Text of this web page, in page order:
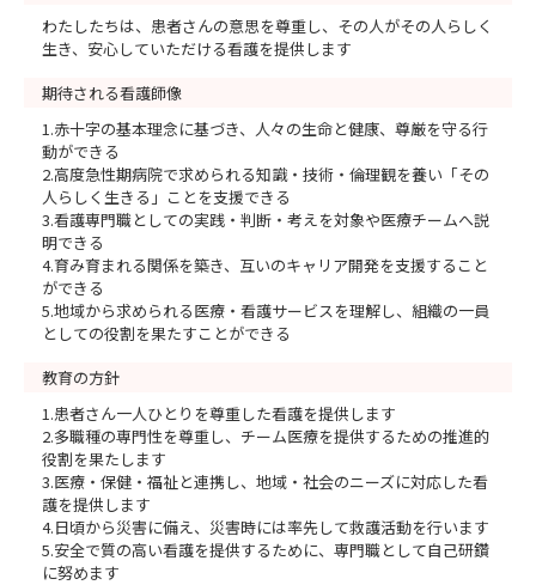
わたしたちは、患者さんの意思を尊重し、その人がその人らしく
生き、安心していただける看護を提供します
期待される看護師像
1.赤十字の基本理念に基づき、人々の生命と健康、尊厳を守る行
動ができる
2.高度急性期病院で求められる知識・技術・倫理観を養い「その
人らしく生きる」ことを支援できる
3.看護専門職としての実践・判断・考えを対象や医療チームへ説
明できる
4.育み育まれる関係を築き、互いのキャリア開発を支援すること
ができる
5.地域から求められる医療・看護サービスを理解し、組織の一員
としての役割を果たすことができる
教育の方針
1.患者さん一人ひとりを尊重した看護を提供します
2.多職種の専門性を尊重し、チーム医療を提供するための推進的
役割を果たします
3.医療・保健・福祉と連携し、地域・社会のニーズに対応した看
護を提供します
4.日頃から災害に備え、災害時には率先して救護活動を行います
5.安全で質の高い看護を提供するために、専門職として自己研鑽
に努めます